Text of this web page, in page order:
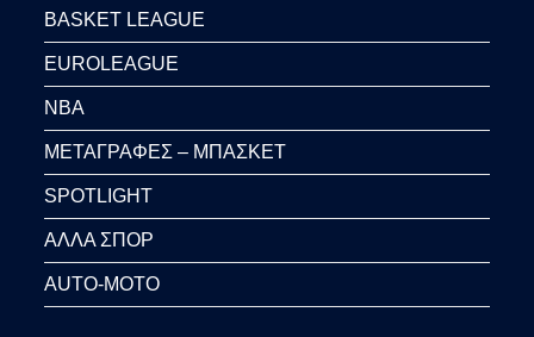
BASKET LEAGUE
EUROLEAGUE
NBA
ΜΕΤΑΓΡΑΦΕΣ – ΜΠΑΣΚΕΤ
SPOTLIGHT
ΑΛΛΑ ΣΠΟΡ
AUTO-MOTO